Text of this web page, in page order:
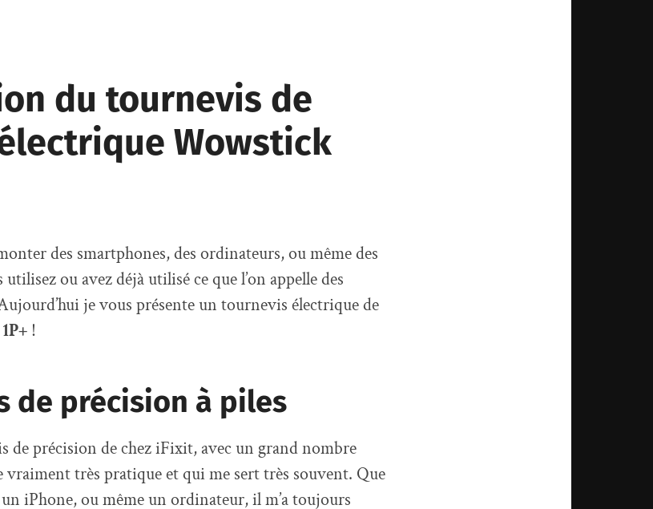
du tournevis de
Wowstick
des smartphones, des ordinateurs, ou même des
ou avez déjà utilisé ce que l’on appelle des
je vous présente un tournevis électrique de
!
de précision à piles
de précision de chez iFixit, avec un grand nombre
vraiment très pratique et qui me sert très souvent. Que
iPhone, ou même un ordinateur, il m’a toujours